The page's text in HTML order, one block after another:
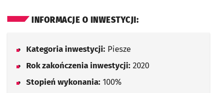
INFORMACJE O INWESTYCJI:
Kategoria inwestycji: Piesze
Rok zakończenia inwestycji: 2020
Stopień wykonania: 100%